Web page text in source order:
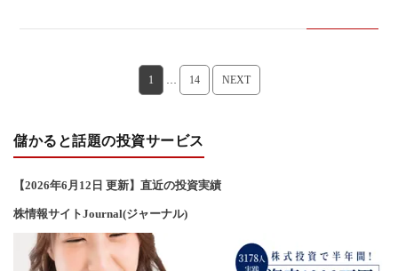
1 14 NEXT
儲かると話題の投資サービス
【2026年6 月12 日 更新】直近の投資実績
株情報サイトJournal(ジャーナル)